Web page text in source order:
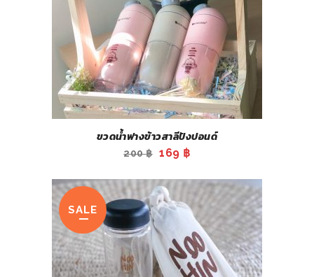
ขวดน้ำฟางข้าวสาลีปังปอนด์
200฿ Original
was:
200 ฿.
169 ฿Current
is:
169 ฿.
SALE